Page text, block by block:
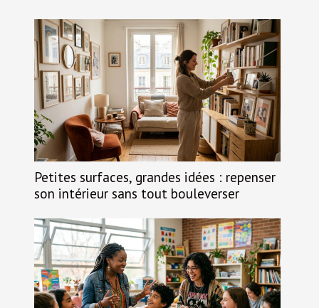
Petites surfaces, grandes idées : repenser
son intérieur sans tout bouleverser